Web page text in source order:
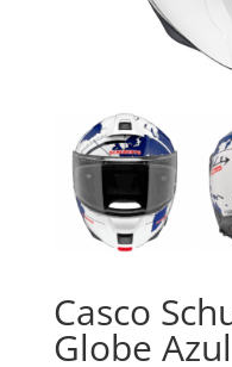
Casco
Globe Azul